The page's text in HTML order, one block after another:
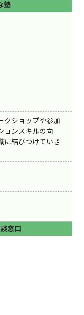
塾
クショップや参加
ョンスキルの向
に結びつけていき
窓口